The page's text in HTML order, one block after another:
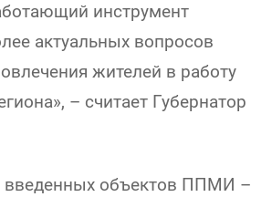
инструмент
актуальных вопросов
жителей в работу
– считает Губернатор
введенных объектов ППМИ –